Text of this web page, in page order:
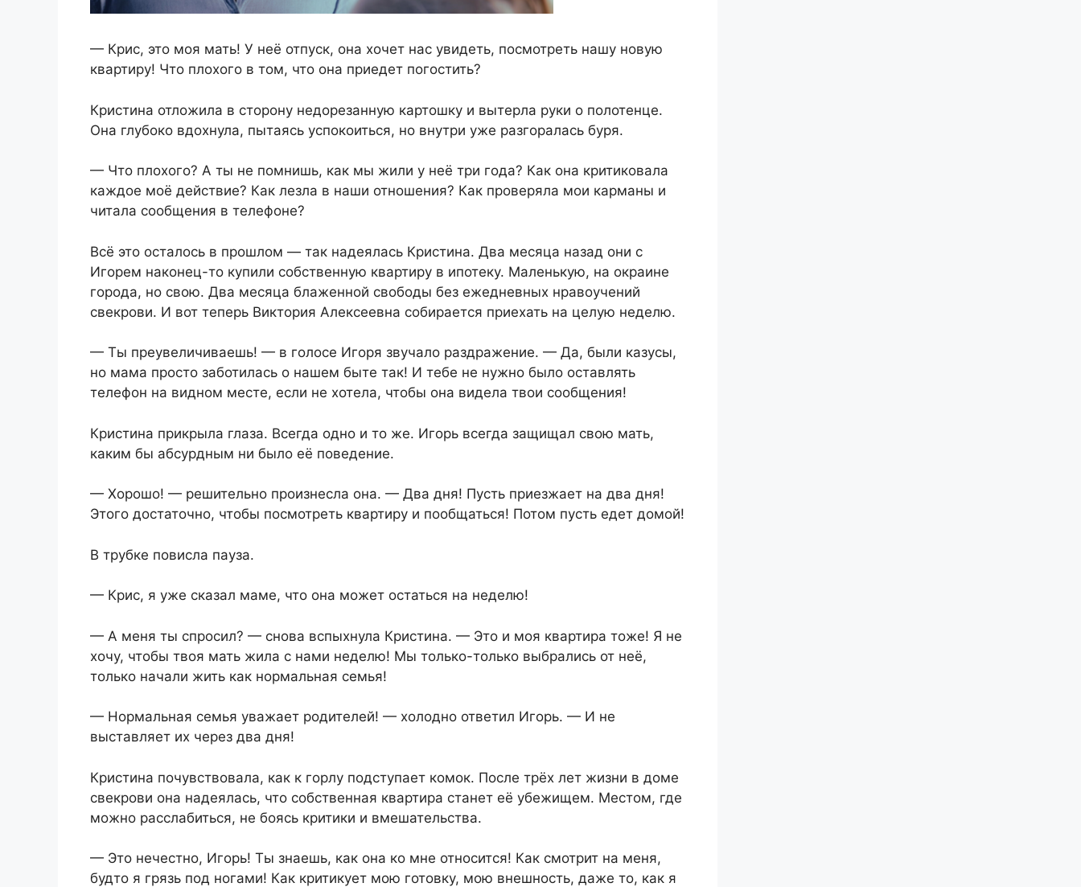
— Крис, это моя мать! У неё отпуск, она хочет нас увидеть, посмотреть нашу новую
квартиру! Что плохого в том, что она приедет погостить?
Кристина отложила в сторону недорезанную картошку и вытерла руки о полотенце.
Она глубоко вдохнула, пытаясь успокоиться, но внутри уже разгоралась буря.
— Что плохого? А ты не помнишь, как мы жили у неё три года? Как она критиковала
каждое моё действие? Как лезла в наши отношения? Как проверяла мои карманы и
читала сообщения в телефоне?
Всё это осталось в прошлом — так надеялась Кристина. Два месяца назад они с
Игорем наконец-то купили собственную квартиру в ипотеку. Маленькую, на окраине
города, но свою. Два месяца блаженной свободы без ежедневных нравоучений
свекрови. И вот теперь Виктория Алексеевна собирается приехать на целую неделю.
— Ты преувеличиваешь! — в голосе Игоря звучало раздражение. — Да, были казусы,
но мама просто заботилась о нашем быте так! И тебе не нужно было оставлять
телефон на видном месте, если не хотела, чтобы она видела твои сообщения!
Кристина прикрыла глаза. Всегда одно и то же. Игорь всегда защищал свою мать,
каким бы абсурдным ни было её поведение.
— Хорошо! — решительно произнесла она. — Два дня! Пусть приезжает на два дня!
Этого достаточно, чтобы посмотреть квартиру и пообщаться! Потом пусть едет домой!
В трубке повисла пауза.
— Крис, я уже сказал маме, что она может остаться на неделю!
— А меня ты спросил? — снова вспыхнула Кристина. — Это и моя квартира тоже! Я не
хочу, чтобы твоя мать жила с нами неделю! Мы только-только выбрались от неё,
только начали жить как нормальная семья!
— Нормальная семья уважает родителей! — холодно ответил Игорь. — И не
выставляет их через два дня!
Кристина почувствовала, как к горлу подступает комок. После трёх лет жизни в доме
свекрови она надеялась, что собственная квартира станет её убежищем. Местом, где
можно расслабиться, не боясь критики и вмешательства.
— Это нечестно, Игорь! Ты знаешь, как она ко мне относится! Как смотрит на меня,
будто я грязь под ногами! Как критикует мою готовку, мою внешность, даже то, как я